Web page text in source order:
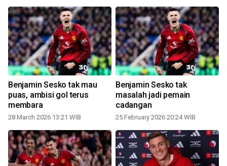
Benjamin Sesko tak mau
puas, ambisi gol terus
membara
28 March 2026 13:21 WIB
Benjamin Sesko tak
masalah jadi pemain
cadangan
25 February 2026 20:24 WIB